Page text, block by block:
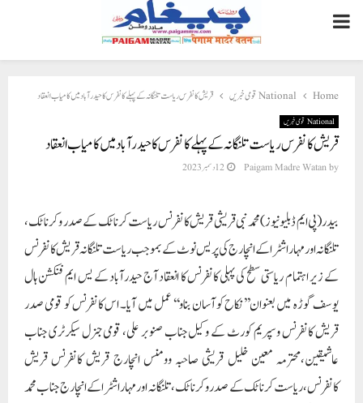
PRIMARY
MENU
Home National قومی خبریں قریش کانفرس ریاست تلنگانہ کے پہلے کانفرس کا حیدرآباد میں کامیاب انعقاد
National قومی خبریں
قریش کانفرس ریاست تلنگانہ کے پہلے کانفرس کا حیدرآباد میں کامیاب انعقاد
by
Paigam Madre Watan 12 دسمبر 2023
بیدر(پی ایم ڈبلیو نیوز)محمد نبی قریشی قریش کانفرنس ریاست کرناٹک کے صدر و کرناٹک،
تلنگانہ اور مہاراشٹرا کے انچارج کی پریس نوٹ کے بموجب ریاست تلنگانہ قریش کانفرنس
کے زیر اہتمام ریاستی سطح کی پہلی کانفرنس کا انعقاد آج حیدرآباد کے یس ایم فنکشن ہال
یوسف گوڑہ میں بعنوان’’نکاح کو آسان بناو‘‘ عمل میں آیا۔ اس کانفرنس کو قومی صدر
قریش کانفرنس و سپریم کورٹ کے وکیل جناب صنوبر علی، قومی جنرل سیکرٹری جناب
عاشیقین،محترمہ معین خلیل قریشی صاحبہ وومنس انچارج قریش کانفرنس قریش
کانفرنس،ریاست کرناٹک کے صدر و کرناٹک، تلنگانہ اور مہاراشٹرا کے انچارج جناب محمد